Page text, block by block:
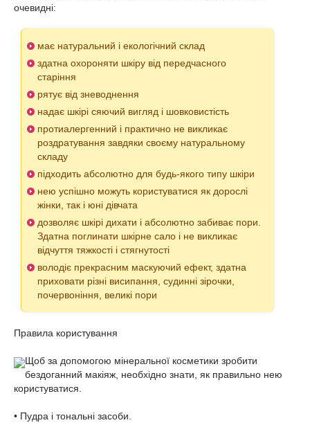
очевидні:
має натуральний і екологічний склад
здатна охороняти шкіру від передчасного
старіння
рятує від зневоднення
надає шкірі сяючий вигляд і шовковистість
протиалергенний і практично не викликає
роздратування завдяки своєму натуральному
складу
підходить абсолютно для будь-якого типу шкіри
нею успішно можуть користуватися як дорослі
жінки, так і юні дівчата
дозволяє шкірі дихати і абсолютно забиває пори.
Здатна поглинати шкірне сало і не викликає
відчуття тяжкості і стягнутості
володіє прекрасним маскуючий ефект, здатна
приховати різні висипання, судинні зірочки,
почервоніння, великі пори
Правила користування
Щоб за допомогою мінеральної косметики зробити
бездоганний макіяж, необхідно знати, як правильно нею
користуватися.
• Пудра і тональні засоби.